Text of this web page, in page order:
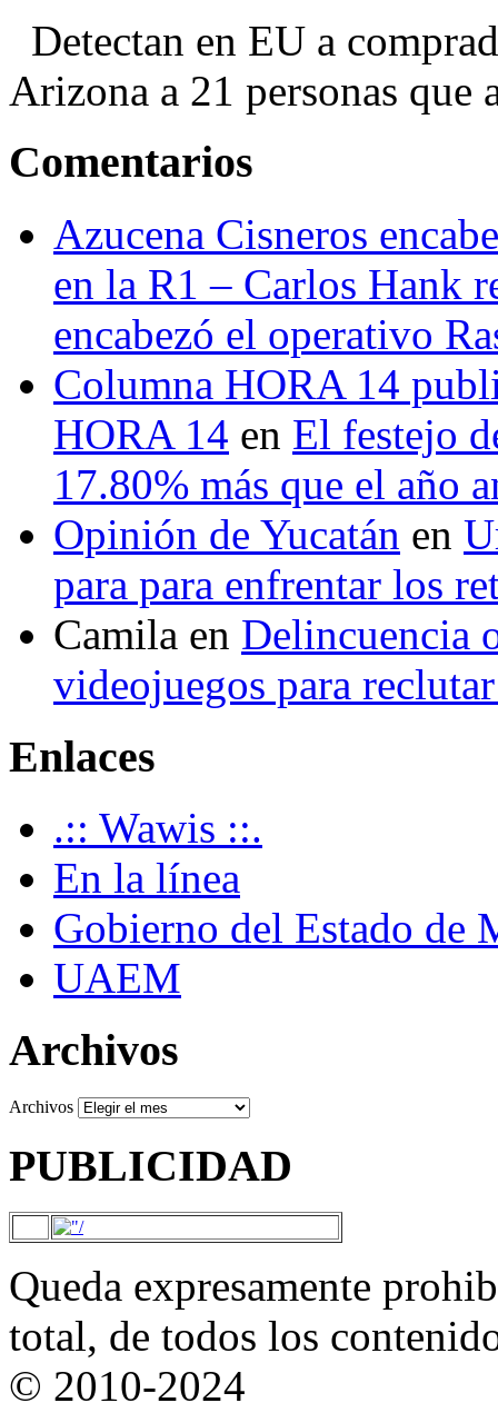
Detectan en EU a
Arizona a 21 personas que
Comentarios
Azucena Cisneros
en la R1 – Carlos Hank
encabezó el operativo
Columna HORA 14
HORA 14 en El festejo
17.80% más que el año
Opinión de Yucatán en
para para enfrentar los
Camila en Delincuencia
videojuegos para
Enlaces
.:: Wawis ::.
En la línea
Gobierno del Estado de
UAEM
Archivos
Archivos
PUBLICIDAD
Queda expresamente
total, de todos los
© 2010-2024